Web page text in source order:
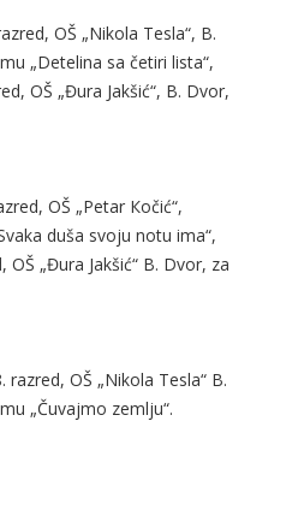
OŠ „Nikola Tesla“, B.
„Detelina sa četiri lista“,
OŠ „Đura Jakšić“, B. Dvor,
OŠ „Petar Кočić“,
duša svoju notu ima“,
OŠ „Đura Jakšić“ B. Dvor, za
razred, OŠ „Nikola Tesla“ B.
„Čuvajmo zemlju“.